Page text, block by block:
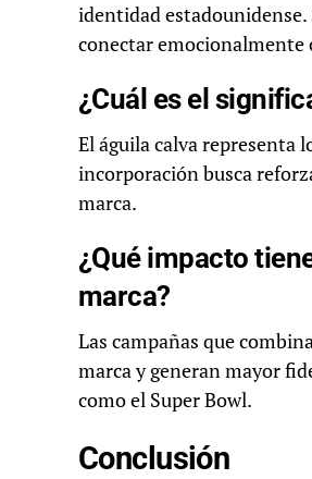
identidad estadounidense.
conectar emocionalmente
¿Cuál es el
El águila calva representa
incorporación busca
marca.
¿Qué impacto
marca?
Las campañas que
marca y generan mayor
como el Super Bowl.
Conclusión